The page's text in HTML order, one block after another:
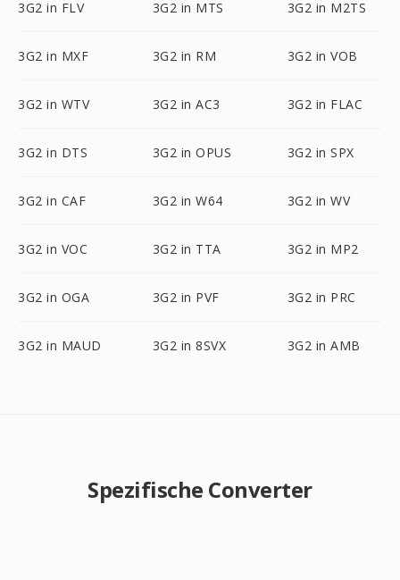
3G2 in FLV 3G2 in MTS 3G2 in M2TS
3G2 in MXF 3G2 in RM 3G2 in VOB
3G2 in WTV 3G2 in AC3 3G2 in FLAC
3G2 in DTS 3G2 in OPUS 3G2 in SPX
3G2 in CAF 3G2 in W64 3G2 in WV
3G2 in VOC 3G2 in TTA 3G2 in MP2
3G2 in OGA 3G2 in PVF 3G2 in PRC
3G2 in MAUD 3G2 in 8SVX 3G2 in AMB
Spezifische Converter